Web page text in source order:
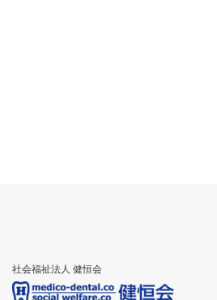
社会福祉法人 健恒会